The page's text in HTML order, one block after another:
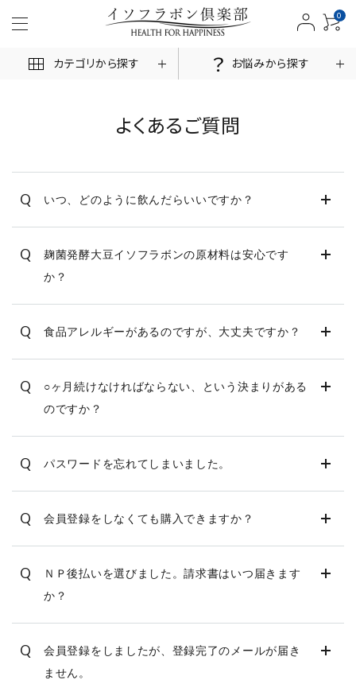
0
カテゴリから探す お悩みから探す
ログイン 新規会員登録
商品一覧
お悩みから探す
お客様の声
ご利用規約
特定商取引法表示
お問い合わせ
よくあるご質問
Q いつ、どのように飲んだらいいですか？
Q
麹菌発酵大豆イソフラボンの原材料は安心です
か？
Q 食品アレルギーがあるのですが、大丈夫ですか？
Q
○ヶ月続けなければならない、という決まりがある
のですか？
Q パスワードを忘れてしまいました。
Q 会員登録をしなくても購入できますか？
Q
ＮＰ後払いを選びました。請求書はいつ届きます
か？
Q
会員登録をしましたが、登録完了のメールが届き
ません。